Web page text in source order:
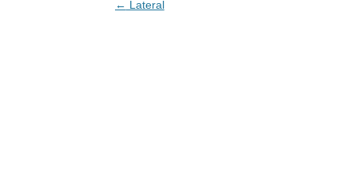
Post navigation
← Lateral